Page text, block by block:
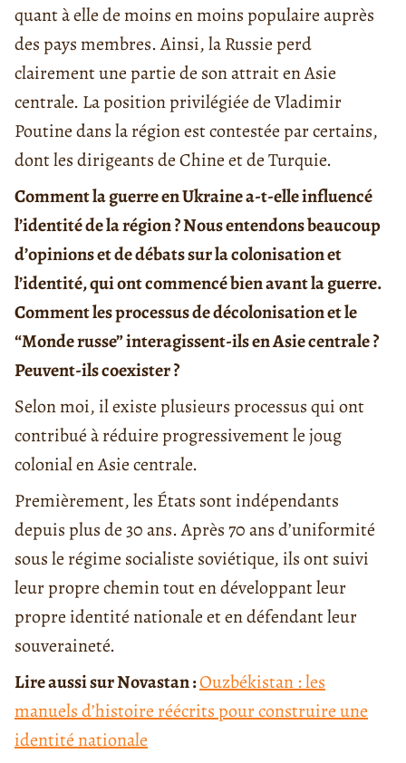
quant à elle de moins en moins populaire auprès
des pays membres. Ainsi, la Russie perd
clairement une partie de son attrait en Asie
centrale. La position privilégiée de Vladimir
Poutine dans la région est contestée par certains,
dont les dirigeants de Chine et de Turquie.
Comment la guerre en Ukraine a-t-elle influencé
l’identité de la région ? Nous entendons beaucoup
d’opinions et de débats sur la colonisation et
l’identité, qui ont commencé bien avant la guerre.
Comment les processus de décolonisation et le
“Monde russe” interagissent-ils en Asie centrale ?
Peuvent-ils coexister ?
Selon moi, il existe plusieurs processus qui ont
contribué à réduire progressivement le joug
colonial en Asie centrale.
Premièrement, les États sont indépendants
depuis plus de 30 ans. Après 70 ans d’uniformité
sous le régime socialiste soviétique, ils ont suivi
leur propre chemin tout en développant leur
propre identité nationale et en défendant leur
souveraineté.
Lire aussi sur Novastan :Ouzbékistan : les
manuels d’histoire réécrits pour construire une
identité nationale